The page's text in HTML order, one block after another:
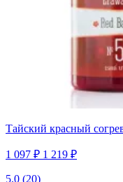
Тайский красный
1 097 ₽ 1 219 ₽
5.0 (20)